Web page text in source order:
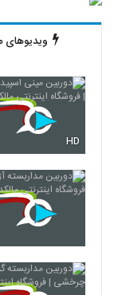
ویدیوهای
HD